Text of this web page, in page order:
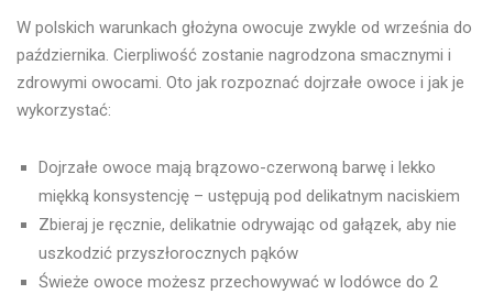
W polskich warunkach głożyna owocuje zwykle od września do
października. Cierpliwość zostanie nagrodzona smacznymi i
zdrowymi owocami. Oto jak rozpoznać dojrzałe owoce i jak je
wykorzystać:
Dojrzałe owoce mają brązowo-czerwoną barwę i lekko
miękką konsystencję – ustępują pod delikatnym naciskiem
Zbieraj je ręcznie, delikatnie odrywając od gałązek, aby nie
uszkodzić przyszłorocznych pąków
Świeże owoce możesz przechowywać w lodówce do 2